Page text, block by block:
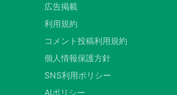
広告掲載
利用規約
コメント投稿利用規約
個人情報保護方針
SNS利用ポリシー
AIポリシー